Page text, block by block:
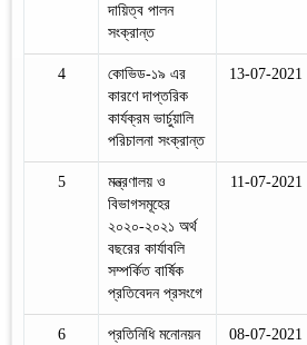
দায়িত্ব পালন
সংক্রান্ত
4
কোভিড-১৯ এর
কারণে দাপ্তরিক
কার্যক্রম ভার্চুয়ালি
পরিচালনা সংক্রান্ত
13-07-2021
5
মন্ত্রণালয় ও
বিভাগসমূহের
২০২০-২০২১ অর্থ
বছরের কার্যাবলি
সম্পর্কিত বার্ষিক
প্রতিবেদন প্রসংগে
11-07-2021
6
প্রতিনিধি মনোনয়ন
08-07-2021